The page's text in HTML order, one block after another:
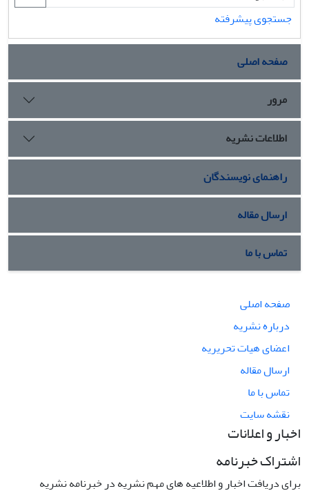
جستجوی پیشرفته
صفحه اصلی
مرور
اطلاعات نشریه
راهنمای نویسندگان
ارسال مقاله
تماس با ما
صفحه اصلی
درباره نشریه
اعضای هیات تحریریه
ارسال مقاله
تماس با ما
نقشه سایت
اخبار و اعلانات
اشتراک خبرنامه
برای دریافت اخبار و اطلاعیه های مهم نشریه در خبرنامه نشریه